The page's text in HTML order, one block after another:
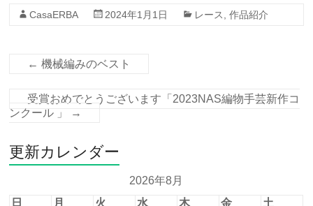
CasaERBA 2024年1月1日 レース ,作品紹介
← 機械編みのベスト
受賞おめでとうございます「2023NAS編物手芸新作コ
ンクール 」
→
更新カレンダー
2026年8月
日
月 火 水 木 金 土